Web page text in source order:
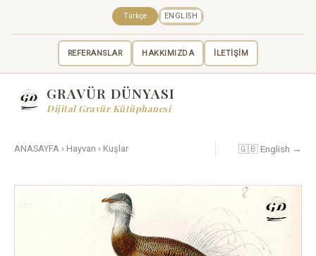
REFERANSLAR HAKKIMIZDA İLETİŞİM
Türkçe ENGLISH
GRAVÜR DÜNYASI
Dijital Gravür Kütüphanesi
ANASAYFA › Hayvan › Kuşlar 🇬🇧 English →